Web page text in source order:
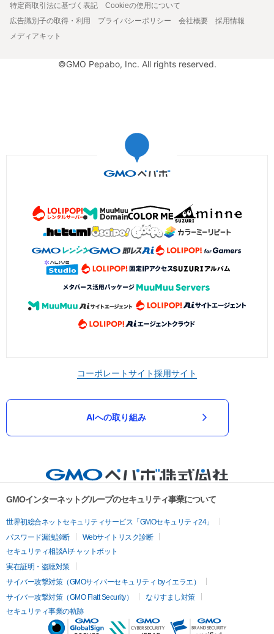
特定商取引法に基づく表記
Cookieの使用について
広告識別子の取得・利用
プライバシーポリシー 会社概要
採用情報
メディアキット
©GMO Pepabo, Inc. All rights reserved.
コーポレートサイト採用サイト
AIへの取り組み
GMOインターネットグループのセキュリティ事業について
世界初総合ネットセキュリティサービス「GMOセキュリティ24」
パスワード漏洩診断
Webサイトリスク診断
セキュリティ相談AIチャットボット
実在証明・盗聴対策
サイバー攻撃対策（GMOサイバーセキュリティ byイエラエ）
サイバー攻撃対策（GMO Flatt Security）
なりすまし対策
セキュリティ事業の軌跡